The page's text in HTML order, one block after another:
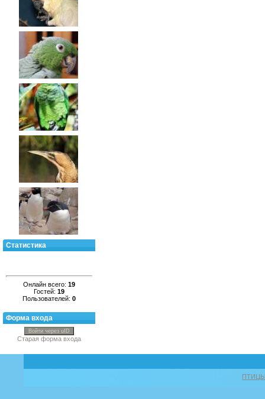
Статистика
Онлайн всего: 19
Гостей: 19
Пользователей: 0
Форма входа
Войти через uID
Старая форма входа